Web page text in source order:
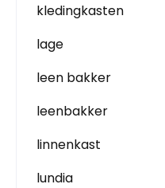
kledingkasten
lage
leen bakker
leenbakker
linnenkast
lundia